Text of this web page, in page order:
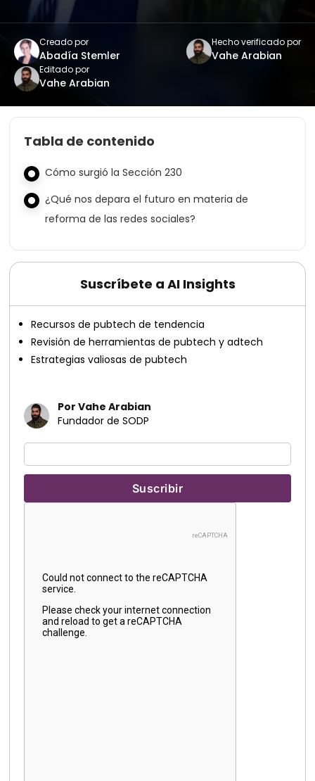
Creado por
Abadía Stemler
Hecho verificado por
Vahe Arabian
Editado por
Vahe Arabian
Tabla de contenido
Cómo surgió la Sección 230
¿Qué nos depara el futuro en materia de
reforma de las redes sociales?
Suscríbete a AI Insights
Recursos de pubtech de tendencia
Revisión de herramientas de pubtech y adtech
Estrategias valiosas de pubtech
Por Vahe Arabian
Fundador de SODP